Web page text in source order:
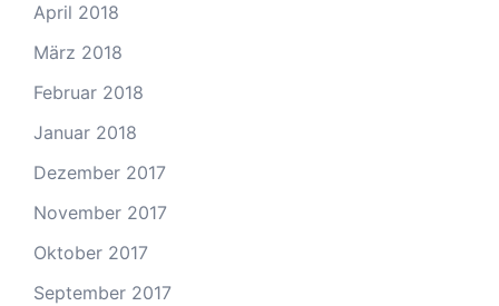
April 2018
März 2018
Februar 2018
Januar 2018
Dezember 2017
November 2017
Oktober 2017
September 2017